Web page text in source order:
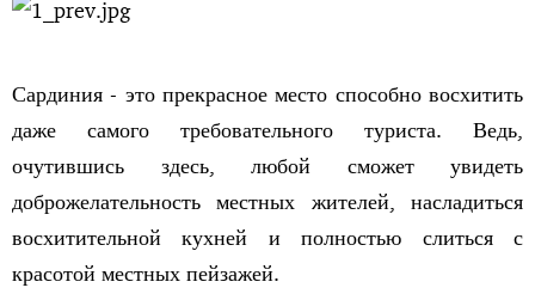
Сардиния - это прекрасное место способно восхитить
даже самого требовательного туриста. Ведь,
очутившись здесь, любой сможет увидеть
доброжелательность местных жителей, насладиться
восхитительной кухней и полностью слиться с
красотой местных пейзажей.